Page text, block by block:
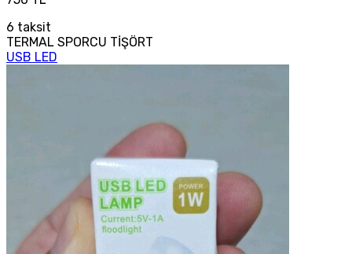
6 taksit
TERMAL SPORCU TİŞÖRT
USB LED